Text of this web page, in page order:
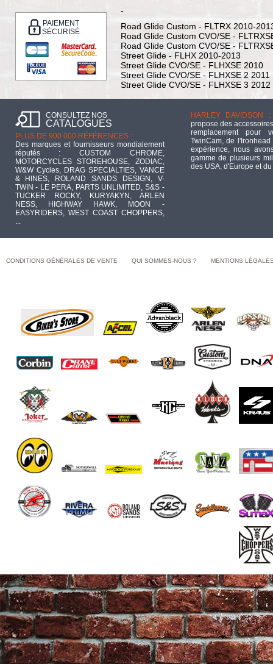
PAIEMENT
SÉCURISÉ
-
Road Glide Custom - FLTRX 2010-
Road Glide Custom CVO/SE -
Road Glide Custom CVO/SE -
Street Glide - FLHX 2010-2013
Street Glide CVO/SE - FLHXSE 2010
Street Glide CVO/SE - FLHXSE 2 2011
Street Glide CVO/SE - FLHXSE 3 2012
CONSULTEZ NOS
CATALOGUES
PLUS DE 900 000 RÉFÉRENCES :
Des marques et fournisseurs mondialement
réputés : CUSTOM CHROME,
MOTORCYCLES STOREHOUSE, ZODIAC,
W&W Cycles, DRAG SPECIALTIES, VANCE
& HINES, ROLAND SANDS DESIGN, V-
TWIN - LE PERA, PARTS UNLIMITED, S&S -
TUCKER ROCKY, KURYAKYN, ARLEN
NESS, HIGHWAY HAWK, MOON -
EASYRIDERS, WEST COAST CHOPPERS,
...
HARLEY DAVIDSON :
propose des
remplacement pour
TwinCam, de
expérience, nous
gamme de plusieurs
des USA, d'Europe et
CONDITIONS GÉNÉRALES DE VENTE QUI SOMMES-NOUS ? MENTIONS
End of Gallery